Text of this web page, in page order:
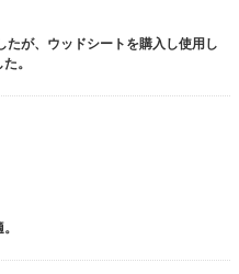
たが、ウッドシートを購入し使用し
。